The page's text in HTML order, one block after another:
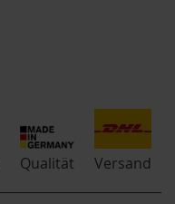
Qualität Versand